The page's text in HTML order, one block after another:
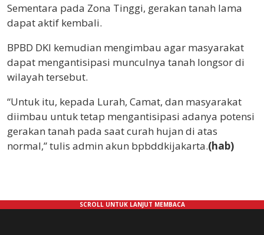
Sementara pada Zona Tinggi, gerakan tanah lama
dapat aktif kembali.
BPBD DKI kemudian mengimbau agar masyarakat
dapat mengantisipasi munculnya tanah longsor di
wilayah tersebut.
“Untuk itu, kepada Lurah, Camat, dan masyarakat
diimbau untuk tetap mengantisipasi adanya potensi
gerakan tanah pada saat curah hujan di atas
normal,” tulis admin akun bpbddkijakarta.(hab)